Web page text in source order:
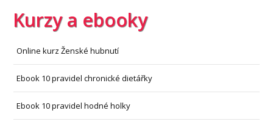
Kurzy a ebooky
Online kurz Ženské hubnutí
Ebook 10 pravidel chronické dietářky
Ebook 10 pravidel hodné holky